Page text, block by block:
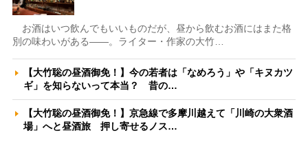
お酒はいつ飲んでもいいものだが、昼から飲むお酒にはまた格
別の味わいがある――。ライター・作家の大竹…
【大竹聡の昼酒御免！】今の若者は「なめろう」や「キヌカツ
ギ」を知らないって本当？ 昔の…
【大竹聡の昼酒御免！】京急線で多摩川越えて「川崎の大衆酒
場」へと昼酒旅 押し寄せるノス…